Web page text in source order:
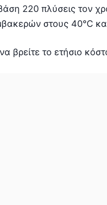
220 πλύσεις τον
στους 40°C
βρείτε το ετήσιο